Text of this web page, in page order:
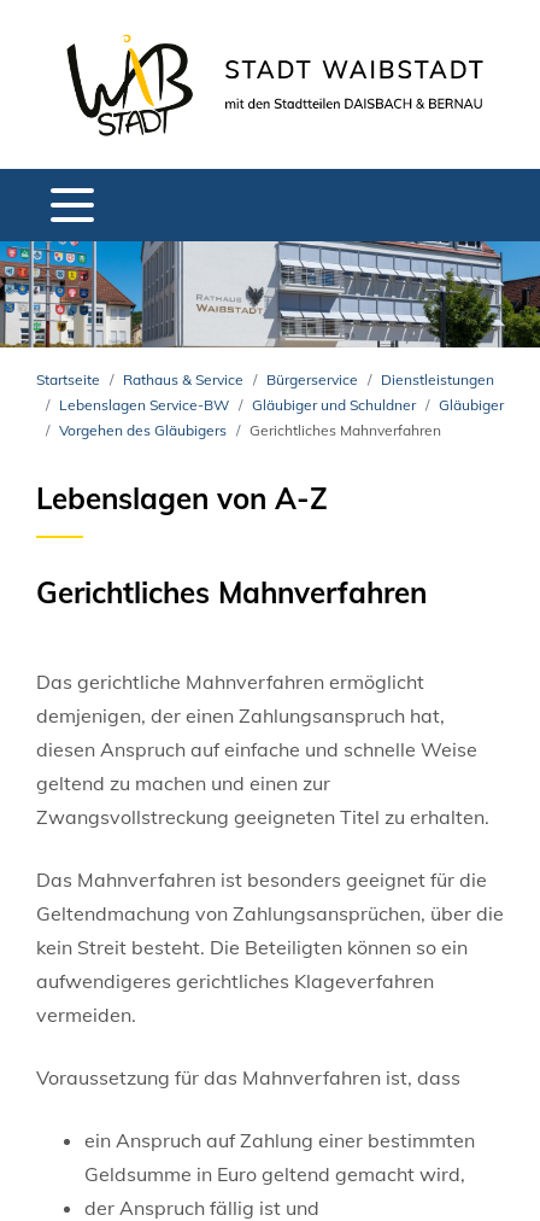
Startseite Rathaus & Service Bürgerservice
Dienstleistungen
Lebenslagen Service-BW
Gläubiger und Schuldner
Gläubiger
Vorgehen des Gläubigers
Gerichtliches Mahnverfahren
Lebenslagen von A-Z
Gerichtliches Mahnverfahren
Das gerichtliche Mahnverfahren ermöglicht
demjenigen, der einen Zahlungsanspruch hat,
diesen Anspruch auf einfache und schnelle Weise
geltend zu machen und einen zur
Zwangsvollstreckung geeigneten Titel zu erhalten.
Das Mahnverfahren ist besonders geeignet für die
Geltendmachung von Zahlungsansprüchen, über die
kein Streit besteht. Die Beteiligten können so ein
aufwendigeres gerichtliches Klageverfahren
vermeiden.
Voraussetzung für das Mahnverfahren ist, dass
ein Anspruch auf Zahlung einer bestimmten
Geldsumme in Euro geltend gemacht wird,
der Anspruch fällig ist und